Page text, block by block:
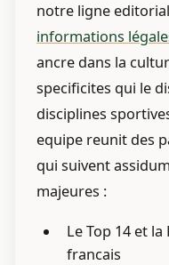
notre ligne
informations
ancre dans la
specificites qui le
disciplines
equipe reunit des
qui suivent
majeures :
Le Top 14 et
francais